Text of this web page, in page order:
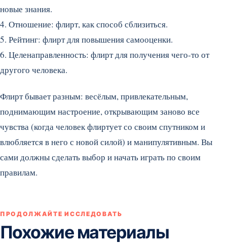
новые знания.
4. Отношение: флирт, как способ сблизиться.
5. Рейтинг: флирт для повышения самооценки.
6. Целенаправленность: флирт для получения чего-то от
другого человека.
Флирт бывает разным: весёлым, привлекательным,
поднимающим настроение, открывающим заново все
чувства (когда человек флиртует со своим спутником и
влюбляется в него с новой силой) и манипулятивным. Вы
сами должны сделать выбор и начать играть по своим
правилам.
ПРОДОЛЖАЙТЕ ИССЛЕДОВАТЬ
Похожие материалы